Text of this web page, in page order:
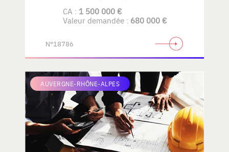
CA : 1 500 000 €
Valeur demandée : 680 000 €
N°18786
AUVERGNE-RHÔNE-ALPES